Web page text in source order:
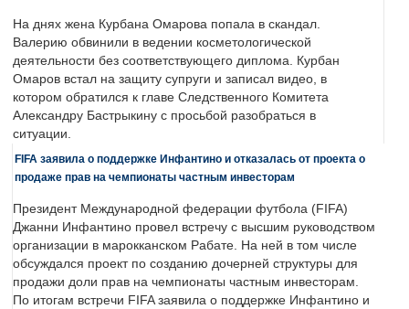
На днях жена Курбана Омарова попала в скандал.
Валерию обвинили в ведении косметологической
деятельности без соответствующего диплома. Курбан
Омаров встал на защиту супруги и записал видео, в
котором обратился к главе Следственного Комитета
Александру Бастрыкину с просьбой разобраться в
ситуации.
FIFA заявила о поддержке Инфантино и отказалась от проекта о
продаже прав на чемпионаты частным инвесторам
Президент Международной федерации футбола (FIFA)
Джанни Инфантино провел встречу с высшим руководством
организации в марокканском Рабате. На ней в том числе
обсуждался проект по созданию дочерней структуры для
продажи доли прав на чемпионаты частным инвесторам.
По итогам встречи FIFA заявила о поддержке Инфантино и